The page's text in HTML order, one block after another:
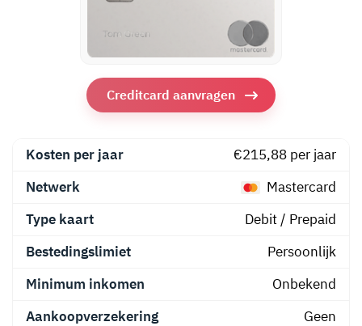
Creditcard aanvragen
Kosten per jaar
€215,88 per jaar
Netwerk
Mastercard
Type kaart
Debit / Prepaid
Bestedingslimiet
Persoonlijk
Minimum inkomen
Onbekend
Aankoopverzekering
Geen